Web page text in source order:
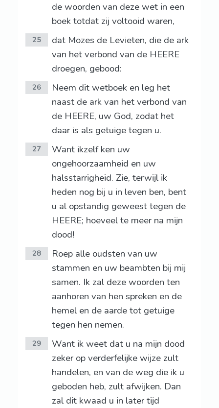
de woorden van deze wet in een
boek totdat zij voltooid waren,
25
dat Mozes de Levieten, die de ark
van het verbond van de HEERE
droegen, gebood:
26
Neem dit wetboek en leg het
naast de ark van het verbond van
de HEERE, uw God, zodat het
daar is als getuige tegen u.
27
Want ikzelf ken uw
ongehoorzaamheid en uw
halsstarrigheid. Zie, terwijl ik
heden nog bij u in leven ben, bent
u al opstandig geweest tegen de
HEERE; hoeveel te meer na mijn
dood!
28
Roep alle oudsten van uw
stammen en uw beambten bij mij
samen. Ik zal deze woorden ten
aanhoren van hen spreken en de
hemel en de aarde tot getuige
tegen hen nemen.
29
Want ik weet dat u na mijn dood
zeker op verderfelijke wijze zult
handelen, en van de weg die ik u
geboden heb, zult afwijken. Dan
zal dit kwaad u in later tijd